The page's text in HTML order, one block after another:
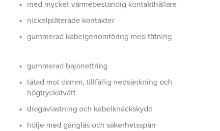
med mycket värmebeständig kontakthållare
nickelpläterade kontakter
gummerad kabelgenomföring med tätning
gummerad bajonettring
tätad mot damm, tillfällig nedsänkning och
högtryckstvätt
dragavlastning och kabelknäckskydd
hölje med gänglås och säkerhetsspärr